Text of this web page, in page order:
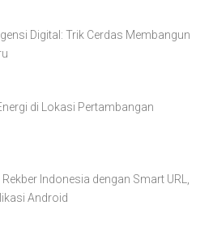
Digital: Trik Cerdas Membangun
di Lokasi Pertambangan
Indonesia dengan Smart URL,
Android